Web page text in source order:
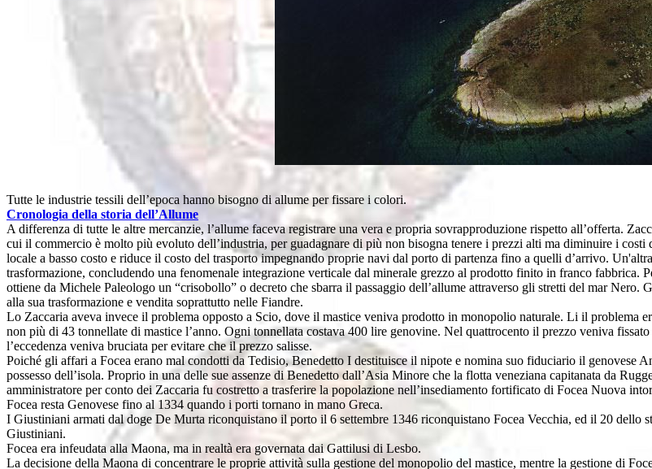
Tutte le industrie tessili dell’epoca hanno bisogno di allume per fissare i colori.
Cronologia della storia dell’Allume
A differenza di tutte le altre mercanzie, l’allume faceva registrare una vera e propria sovrapproduzione rispetto all’offerta.
cui il commercio è molto più evoluto dell’industria, per guadagnare di più non bisogna tenere i prezzi alti ma diminuire i
locale a basso costo e riduce il costo del trasporto impegnando proprie navi dal porto di partenza fino a quelli d’arrivo.
trasformazione, concludendo una fenomenale integrazione verticale dal minerale grezzo al prodotto finito in franco fabbrica.
ottiene da Michele Paleologo un “crisobollo” o decreto che sbarra il passaggio dell’allume attraverso gli stretti del mar
alla sua trasformazione e vendita soprattutto nelle Fiandre.
Lo Zaccaria aveva invece il problema opposto a Scio, dove il mastice veniva prodotto in monopolio naturale. Li il problema
non più di 43 tonnellate di mastice l’anno. Ogni tonnellata costava 400 lire genovine. Nel quattrocento il prezzo veniva
l’eccedenza veniva bruciata per evitare che il prezzo salisse.
Poiché gli affari a Focea erano mal condotti da Tedisio, Benedetto I destituisce il nipote e nomina suo fiduciario il genovese
possesso dell’isola. Proprio in una delle sue assenze di Benedetto dall’Asia Minore che la flotta veneziana capitanata da
amministratore per conto dei Zaccaria fu costretto a trasferire la popolazione nell’insediamento fortificato di Focea Nuova
Focea resta Genovese fino al 1334 quando i porti tornano in mano Greca.
I Giustiniani armati dal doge De Murta riconquistano il porto il 6 settembre 1346 riconquistano Focea Vecchia, ed il 20 dello
Giustiniani.
Focea era infeudata alla Maona, ma in realtà era governata dai Gattilusi di Lesbo.
La decisione della Maona di concentrare le proprie attività sulla gestione del monopolio del mastice, mentre la gestione di